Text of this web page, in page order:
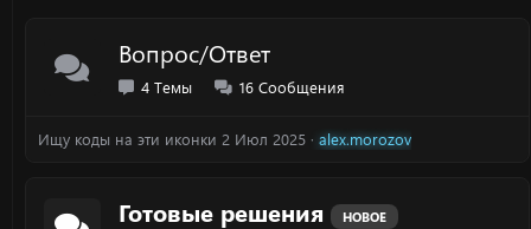
Вопрос/Ответ
4 Темы 16 Сообщения
Ищу коды на эти иконки 2 Июл 2025 alex.morozov
Готовые решения НОВОЕ